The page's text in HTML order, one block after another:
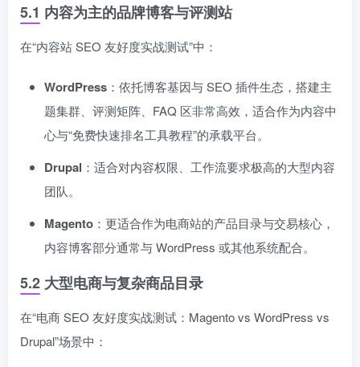
5.1 内容为主的品牌博客与评测站
在“内容站 SEO 友好度实战测试”中：
WordPress ：依托博客基因与 SEO 插件生态，搭建主
题集群、评测矩阵、FAQ 区非常高效，适合作为内容中
心与“免费快速排名工具教程”的承载平台。
Drupal ：适合对内容权限、工作流要求极高的大型内容
团队。
Magento ：更适合作为电商站的产品目录与交易核心，
内容博客部分通常与 WordPress 或其他系统配合。
5.2 大型电商与复杂商品目录
在“电商 SEO 友好度实战测试：Magento vs WordPress vs
Drupal”场景中：